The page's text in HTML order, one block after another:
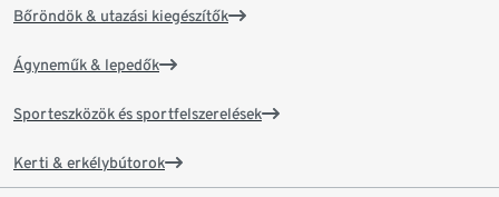
Bőröndök & utazási kiegészítők
Ágyneműk & lepedők
Sporteszközök és sportfelszerelések
Kerti & erkélybútorok